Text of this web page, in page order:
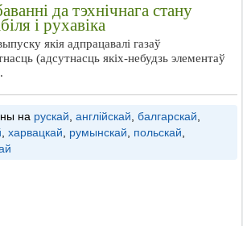
да тэхнічнага стану
і рухавіка
якія адпрацавалі газаў
(адсутнасць якіх-небудзь элементаў
на рускай англійскай балгарскай
харвацкай румынскай польскай